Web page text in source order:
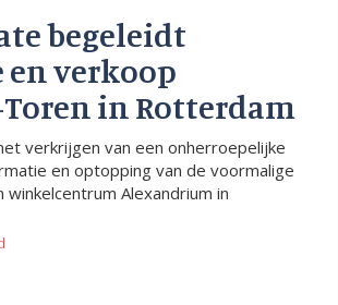
begeleidt
verkoop
in Rotterdam
verkrijgen van een onherroepelijke
en optopping van de voormalige
Alexandrium in